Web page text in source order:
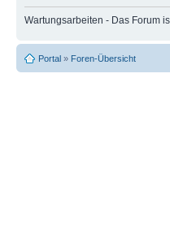
Wartungsarbeiten - Das Forum
Portal » Foren-Übersicht